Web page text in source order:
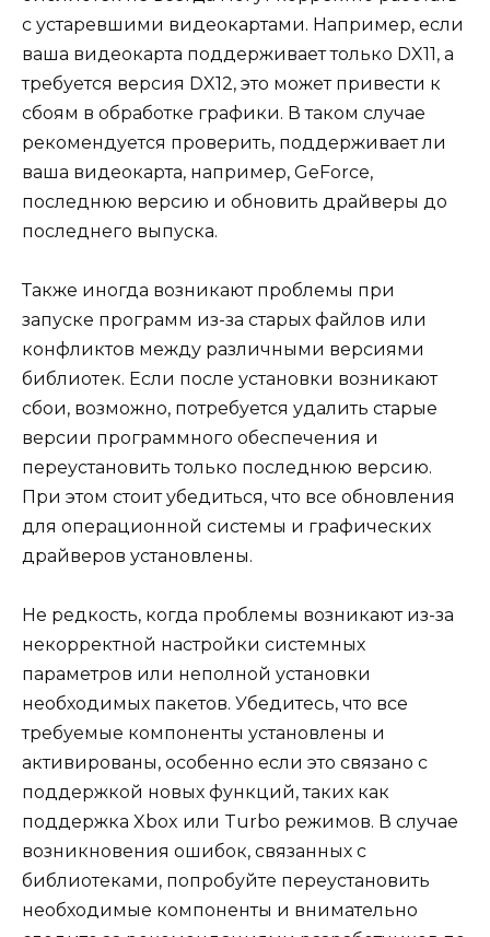
с устаревшими видеокартами. Например, если
ваша видеокарта поддерживает только DX11, а
требуется версия DX12, это может привести к
сбоям в обработке графики. В таком случае
рекомендуется проверить, поддерживает ли
ваша видеокарта, например, GeForce,
последнюю версию и обновить драйверы до
последнего выпуска.
Также иногда возникают проблемы при
запуске программ из-за старых файлов или
конфликтов между различными версиями
библиотек. Если после установки возникают
сбои, возможно, потребуется удалить старые
версии программного обеспечения и
переустановить только последнюю версию.
При этом стоит убедиться, что все обновления
для операционной системы и графических
драйверов установлены.
Не редкость, когда проблемы возникают из-за
некорректной настройки системных
параметров или неполной установки
необходимых пакетов. Убедитесь, что все
требуемые компоненты установлены и
активированы, особенно если это связано с
поддержкой новых функций, таких как
поддержка Xbox или Turbo режимов. В случае
возникновения ошибок, связанных с
библиотеками, попробуйте переустановить
необходимые компоненты и внимательно